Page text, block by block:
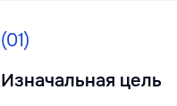
(01)
Изначальная цель